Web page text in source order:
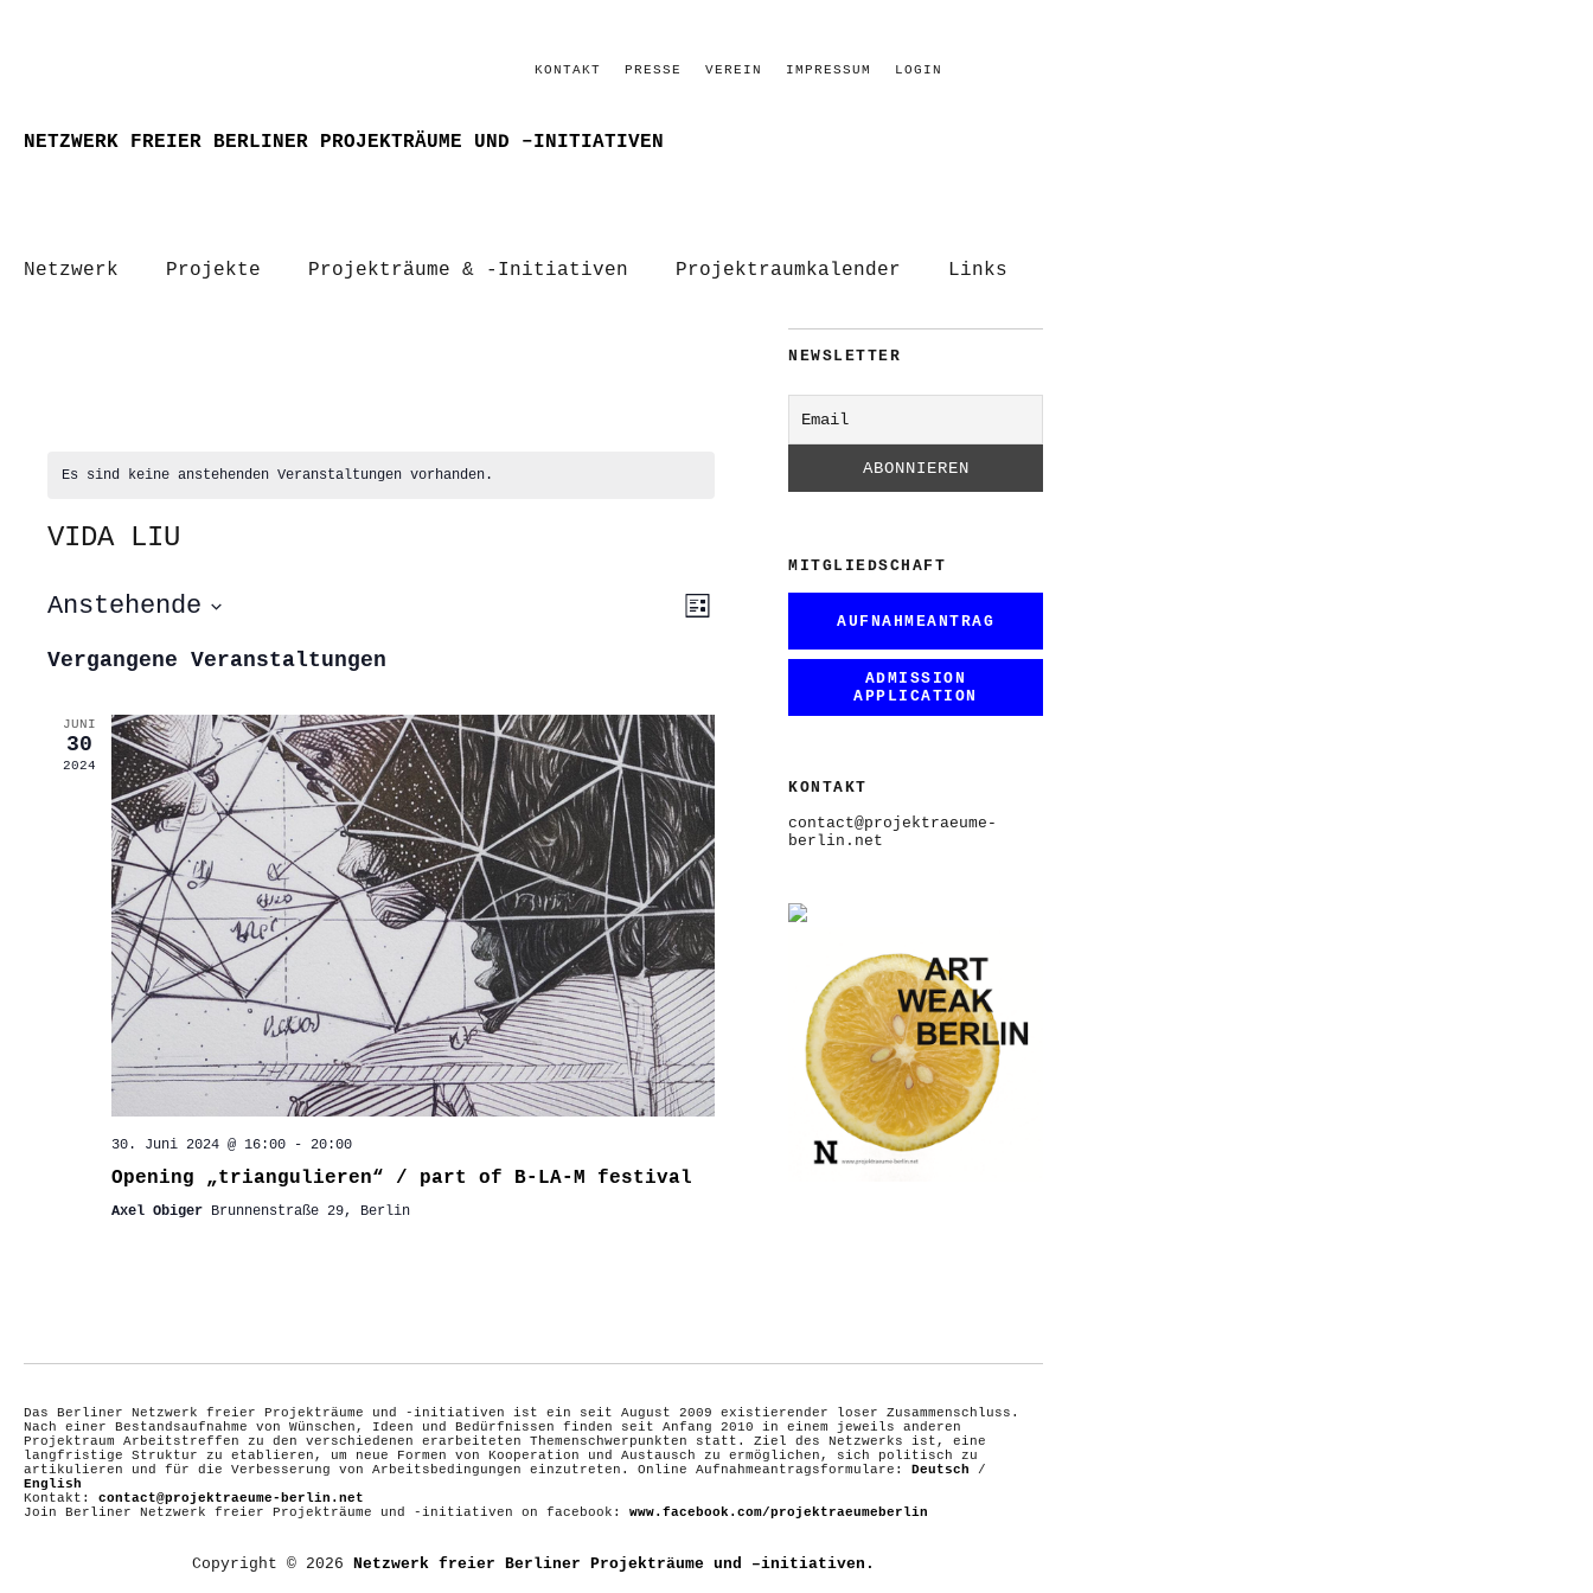
KONTAKT PRESSE VEREIN IMPRESSUM LOGIN
NETZWERK FREIER BERLINER PROJEKTRÄUME UND –INITIATIVEN
Netzwerk Projekte Projekträume & -Initiativen Projektraumkalender Links
Es sind keine anstehenden Veranstaltungen vorhanden.
VIDA LIU
ANSICHTEN-
NAVIGATION
VERANSTALTUNG
ANSICHTEN-
Liste
Anstehende
wählen.
Vergangene Veranstaltungen
JUNI
30
2024
30. Juni 2024 @ 16:00- 20:00
Opening „triangulieren“ / part of B-LA-M festival
Axel Obiger Brunnenstraße 29, Berlin
NEWSLETTER
MITGLIEDSCHAFT
AUFNAHMEANTRAG
ADMISSION
APPLICATION
KONTAKT
contact@projektraeume-
berlin.net
Das Berliner Netzwerk freier Projekträume und -initiativen ist ein seit August 2009 existierender loser Zusammenschluss.
Nach einer Bestandsaufnahme von Wünschen, Ideen und Bedürfnissen finden seit Anfang 2010 in einem jeweils anderen
Projektraum Arbeitstreffen zu den verschiedenen erarbeiteten Themenschwerpunkten statt. Ziel des Netzwerks ist, eine
langfristige Struktur zu etablieren, um neue Formen von Kooperation und Austausch zu ermöglichen, sich politisch zu
artikulieren und für die Verbesserung von Arbeitsbedingungen einzutreten. Online Aufnahmeantragsformulare:
Deutsch /
English
Kontakt: contact@projektraeume-berlin.net
Join Berliner Netzwerk freier Projekträume und -initiativen on facebook: www.facebook.com/projektraeumeberlin
Copyright © 2026 Netzwerk freier Berliner Projekträume und –initiativen.